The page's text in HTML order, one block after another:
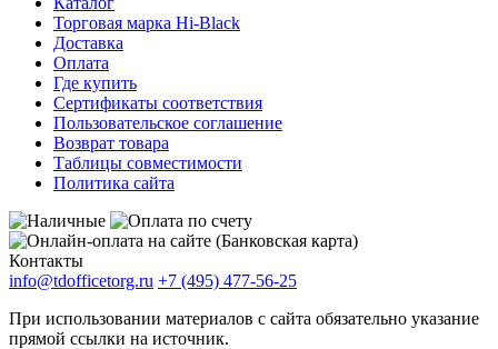
Торговая марка Hi-Black
Доставка
Оплата
Где купить
Сертификаты соответствия
Пользовательское соглашение
Возврат товара
Таблицы совместимости
Политика сайта
Контакты
info@tdofficetorg.ru +7 (495) 477-56-25
При использовании материалов с сайта обязательно указание
прямой ссылки на источник.